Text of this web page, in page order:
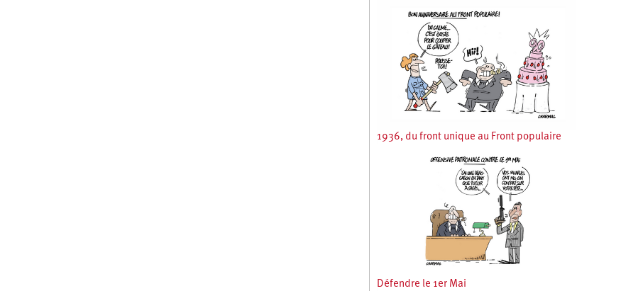
1936, du front unique au Front populaire
Défendre le 1er Mai